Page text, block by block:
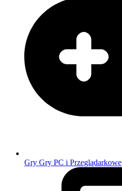
Gry Gry PC i Przeglądarkowe